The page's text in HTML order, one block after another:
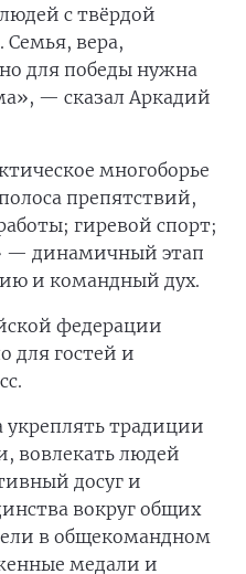
с твёрдой
вера,
для победы нужна
— сказал Аркадий
многоборье
препятствий,
гиревой спорт;
— динамичный этап
и командный дух.
федерации
для гостей и
укреплять традиции
вовлекать людей
досуг и
вокруг общих
в общекомандном
медали и